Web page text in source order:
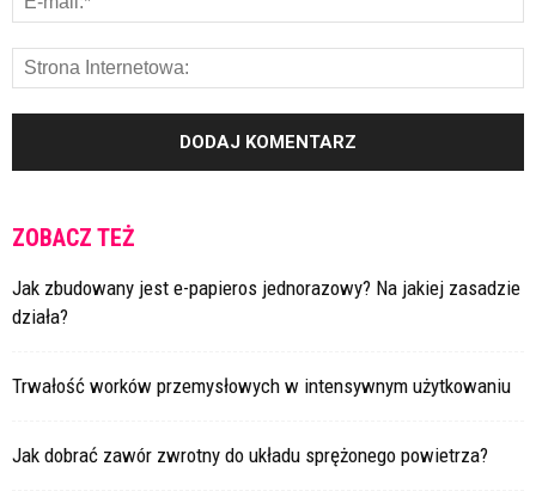
ZOBACZ TEŻ
Jak zbudowany jest e-papieros jednorazowy? Na jakiej zasadzie
działa?
Trwałość worków przemysłowych w intensywnym użytkowaniu
Jak dobrać zawór zwrotny do układu sprężonego powietrza?